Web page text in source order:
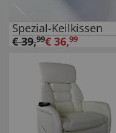
Spezial-Keilkissen
€39,99€ 36,99